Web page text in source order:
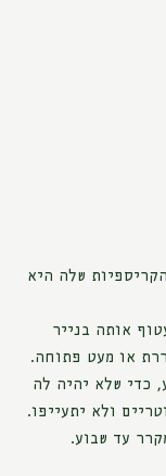
שלה היא
אותה בנייר
או מעט פתוחה.
כדי שלא יהיה לה
ולא יתעייפו.
עד שבוע.